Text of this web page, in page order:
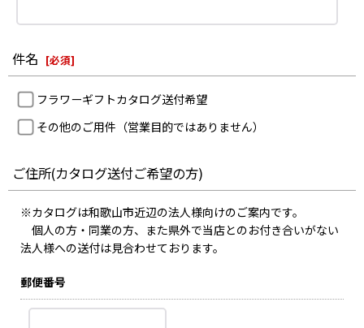
件名 [必須]
フラワーギフトカタログ送付希望
その他のご用件（営業目的ではありません）
ご住所(カタログ送付ご希望の方)
※カタログは和歌山市近辺の法人様向けのご案内です。
個人の方・同業の方、また県外で当店とのお付き合いがない
法人様への送付は見合わせております。
郵便番号